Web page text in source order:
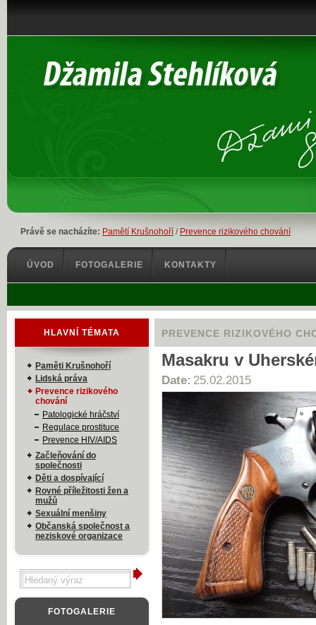
Právě se nacházíte: Pamětí Krušnohoří / Prevence rizikového chování
PREVENCE RIZIKOVÉHO
Masakru v
Date: 25.02.2015
HLAVNÍ TÉMATA
Paměti Krušnohoří
Lidská práva
Prevence rizikového
chování
Patologické hráčství
Regulace prostituce
Prevence HIV/AIDS
Začleňování do
společnosti
Děti a dospívající
Rovné příležitosti žen a
mužů
Sexuální menšiny
Občanská společnost a
neziskové organizace
FOTOGALERIE
ÚVOD FOTOGALERIE KONTAKTY